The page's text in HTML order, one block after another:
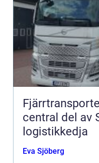
central del av
logistikkedja
Eva Sjöberg